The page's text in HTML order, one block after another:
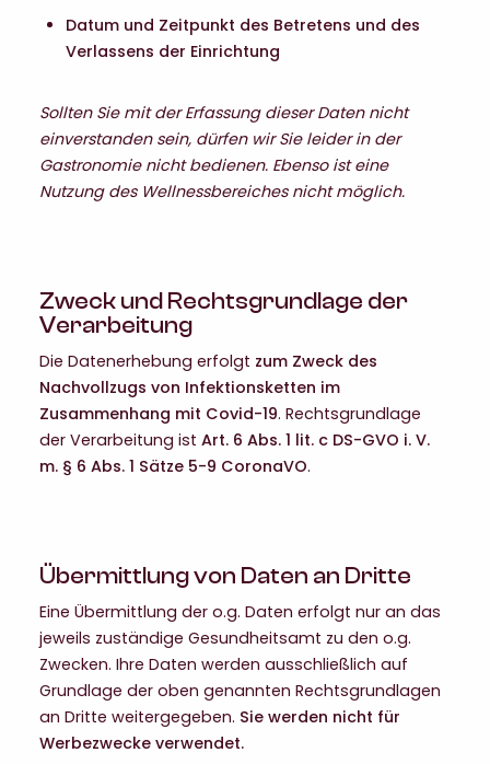
Datum und Zeitpunkt des Betretens und des
Verlassens der Einrichtung
Sollten Sie mit der Erfassung dieser Daten nicht
einverstanden sein, dürfen wir Sie leider in der
Gastronomie nicht bedienen. Ebenso ist eine
Nutzung des Wellnessbereiches nicht möglich.
Zweck und Rechtsgrundlage der
Verarbeitung
Die Datenerhebung erfolgt zum Zweck des
Nachvollzugs von Infektionsketten im
Zusammenhang mit Covid-19. Rechtsgrundlage
der Verarbeitung ist Art. 6 Abs. 1 lit. c DS-GVO i. V.
m. § 6 Abs. 1 Sätze 5-9 CoronaVO.
Übermittlung von Daten an Dritte
Eine Übermittlung der o.g. Daten erfolgt nur an das
jeweils zuständige Gesundheitsamt zu den o.g.
Zwecken. Ihre Daten werden ausschließlich auf
Grundlage der oben genannten Rechtsgrundlagen
an Dritte weitergegeben. Sie werden nicht für
Werbezwecke verwendet.